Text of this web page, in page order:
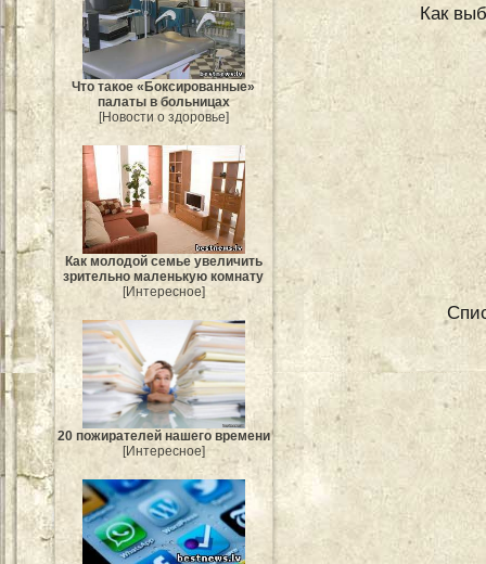
Что такое «Боксированные»
палаты в больницах
[Новости о здоровье]
Как молодой семье увеличить
зрительно маленькую комнату
[Интересное]
20 пожирателей нашего времени
[Интересное]
Как